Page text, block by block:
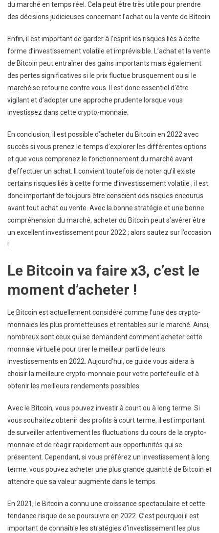
du marché en temps réel. Cela peut être très utile pour prendre
des décisions judicieuses concernant l’achat ou la vente de Bitcoin.
Enfin, il est important de garder à l’esprit les risques liés à cette
forme d’investissement volatile et imprévisible. L’achat et la vente
de Bitcoin peut entraîner des gains importants mais également
des pertes significatives si le prix fluctue brusquement ou si le
marché se retourne contre vous. Il est donc essentiel d’être
vigilant et d’adopter une approche prudente lorsque vous
investissez dans cette crypto-monnaie.
En conclusion, il est possible d’acheter du Bitcoin en 2022 avec
succès si vous prenez le temps d’explorer les différentes options
et que vous comprenez le fonctionnement du marché avant
d’effectuer un achat. Il convient toutefois de noter qu’il existe
certains risques liés à cette forme d’investissement volatile ; il est
donc important de toujours être conscient des risques encourus
avant tout achat ou vente. Avec la bonne stratégie et une bonne
compréhension du marché, acheter du Bitcoin peut s’avérer être
un excellent investissement pour 2022 ; alors sautez sur l’occasion
!
Le Bitcoin va faire x3, c’est le
moment d’acheter !
Le Bitcoin est actuellement considéré comme l’une des crypto-
monnaies les plus prometteuses et rentables sur le marché. Ainsi,
nombreux sont ceux qui se demandent comment acheter cette
monnaie virtuelle pour tirer le meilleur parti de leurs
investissements en 2022. Aujourd’hui, ce guide vous aidera à
choisir la meilleure crypto-monnaie pour votre portefeuille et à
obtenir les meilleurs rendements possibles.
Avec le Bitcoin, vous pouvez investir à court ou à long terme. Si
vous souhaitez obtenir des profits à court terme, il est important
de surveiller attentivement les fluctuations du cours de la crypto-
monnaie et de réagir rapidement aux opportunités qui se
présentent. Cependant, si vous préférez un investissement à long
terme, vous pouvez acheter une plus grande quantité de Bitcoin et
attendre que sa valeur augmente dans le temps.
En 2021, le Bitcoin a connu une croissance spectaculaire et cette
tendance risque de se poursuivre en 2022. C’est pourquoi il est
important de connaître les stratégies d’investissement les plus